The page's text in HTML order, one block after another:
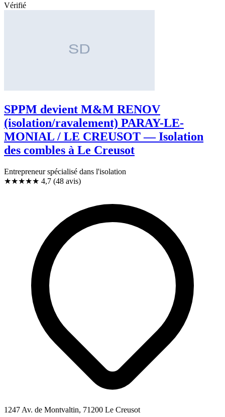
Vérifié
SPPM devient M&M RENOV
(isolation/ravalement) PARAY-LE-
MONIAL / LE CREUSOT — Isolation
des combles à Le Creusot
Entrepreneur spécialisé dans l'isolation
★★★★★ 4,7 (48 avis)
1247 Av. de Montvaltin, 71200 Le Creusot